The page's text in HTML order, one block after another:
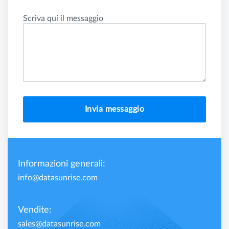
Scriva qui il messaggio
Invia messaggio
Informazioni generali:
info@datasunrise.com
Vendite:
sales@datasunrise.com